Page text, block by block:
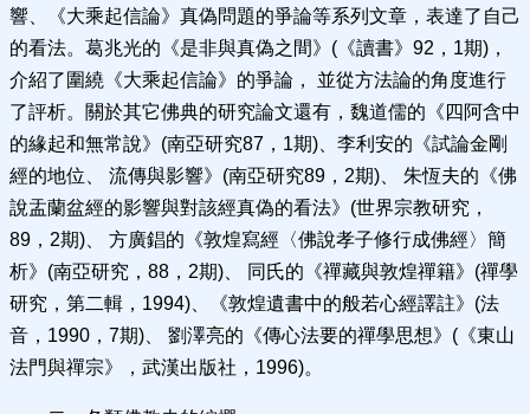
響、《大乘起信論》真偽問題的爭論等系列文章，表達了自己
的看法。葛兆光的《是非與真偽之間》(《讀書》92，1期)，
介紹了圍繞《大乘起信論》的爭論， 並從方法論的角度進行
了評析。關於其它佛典的研究論文還有，魏道儒的《四阿含中
的緣起和無常說》(南亞研究87，1期)、李利安的《試論金剛
經的地位、 流傳與影響》(南亞研究89，2期)、 朱恆夫的《佛
說盂蘭盆經的影響與對該經真偽的看法》(世界宗教研究，
89，2期)、 方廣錩的《敦煌寫經〈佛說孝子修行成佛經〉簡
析》(南亞研究，88，2期)、 同氏的《禪藏與敦煌禪籍》(禪學
研究，第二輯，1994)、《敦煌遺書中的般若心經譯註》(法
音，1990，7期)、 劉澤亮的《傳心法要的禪學思想》(《東山
法門與禪宗》，武漢出版社，1996)。